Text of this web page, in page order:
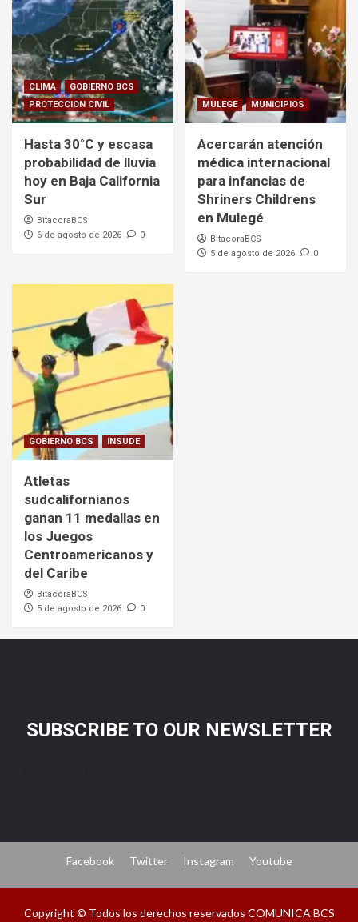
CLIMA
GOBIERNO BCS
PROTECCION CIVIL
Hasta 30°C y escasa
probabilidad de lluvia
hoy en Baja California
Sur
BitacoraBCS
6 de agosto de 2026
0
MULEGE MUNICIPIOS
Acercarán atención
médica internacional
para infancias de
Shriners Childrens
en Mulegé
BitacoraBCS
5 de agosto de 2026
0
GOBIERNO BCS INSUDE
Atletas
sudcalifornianos
ganan 11 medallas en
los Juegos
Centroamericanos y
del Caribe
BitacoraBCS
5 de agosto de 2026
0
SUBSCRIBE TO OUR NEWSLETTER
Facebook Twitter Instagram Youtube
Copyright © Todos los derechos reservados COMUNICA BCS